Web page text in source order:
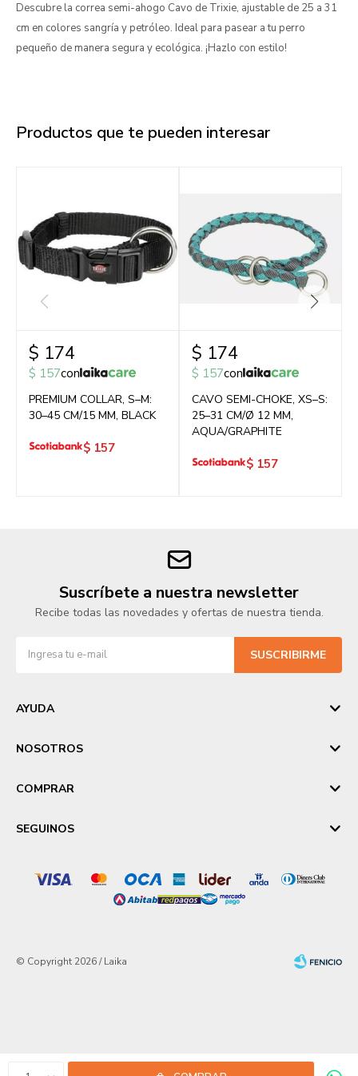
Descubre la correa semi-ahogo Cavo de Trixie, ajustable de 25 a 31
cm en colores sangría y petróleo. Ideal para pasear a tu perro
pequeño de manera segura y ecológica. ¡Hazlo con estilo!
Productos que te pueden interesar
$ 174
$ 157con
PREMIUM COLLAR, S–M:
30–45 CM/15 MM, BLACK
$ 157
$ 174
$ 157con
CAVO SEMI-CHOKE, XS–S:
25–31 CM/Ø 12 MM,
AQUA/GRAPHITE
$ 157
Suscríbete a nuestra newsletter
Recibe todas las novedades y ofertas de nuestra tienda.
SUSCRIBIRME
AYUDA
NOSOTROS
COMPRAR
SEGUINOS
© Copyright 2026 / Laika